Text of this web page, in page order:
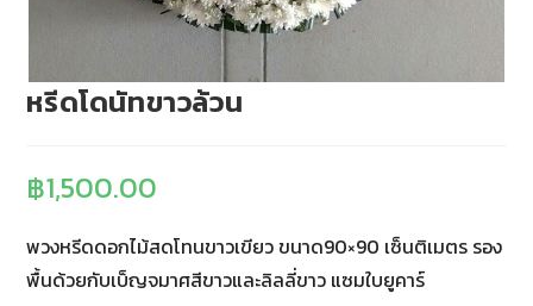
หรีดโดนัทขาวล้วน
฿1,500.00
พวงหรีดดอกไม้สดโทนขาวเขียว ขนาด90×90 เซ็นติเมตร รอง
พื้นด้วยกับเบ็ญจมาศสีขาวและลิลลี่ขาว แซมใบยูคาร์